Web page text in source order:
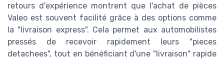
retours d'expérience montrent que l'achat de pièces
Valeo est souvent facilité grâce à des options comme
la "livraison express". Cela permet aux automobilistes
pressés de recevoir rapidement leurs "pieces
detachees", tout en bénéficiant d'une "livraison" rapide